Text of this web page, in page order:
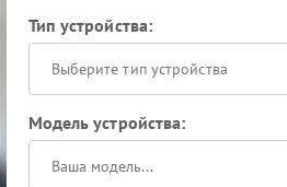
Тип устройства:
Выберите тип устройства
Модель устройства: